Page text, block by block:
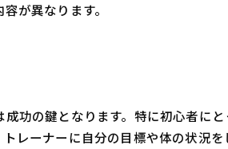
が異なります。
功の鍵となります。特に初心者に
レーナーに自分の目標や体の状況